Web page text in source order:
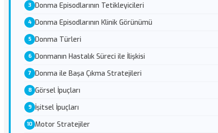
Donma Episodlarının Tetikleyicileri
Donma Episodlarının Klinik Görünümü
Donma Türleri
Donmanın Hastalık Süreci ile İlişkisi
Donma ile Başa Çıkma Stratejileri
Görsel İpuçları
İşitsel İpuçları
Motor Stratejiler